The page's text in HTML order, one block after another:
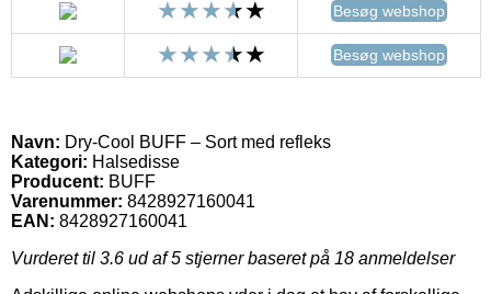
Besøg webshop
Besøg webshop
Navn: Dry-Cool BUFF – Sort med refleks
Kategori: Halsedisse
Producent: BUFF
Varenummer: 8428927160041
EAN: 8428927160041
Vurderet til 3.6 ud af 5 stjerner baseret på 18 anmeldelser